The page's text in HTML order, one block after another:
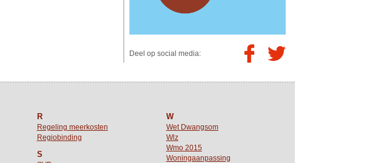
Deel op social media:
R
Regeling meerkosten
Regiobinding
S
W
Wet Dwangsom
Wlz
Wmo 2015
Woningaanpassing